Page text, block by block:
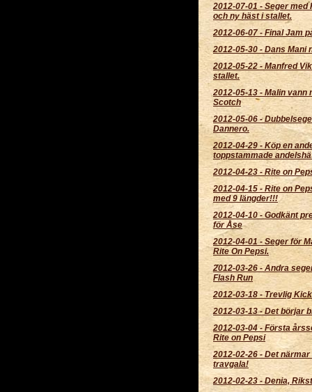
2012-07-01 - Seger med
och ny häst i stallet.
2012-06-07 -Final Jam
2012-05-30 - Dans Mani
2012-05-22- Manfred
stallet.
2012-05-13 - Malin vann
Scotch
2012-05-06 -
Dannero.
2012-04-29 - Köp en
toppstammade
2012-04-23 -Rite on
2012-04-15 -Rite on
med 9 längder!!!
2012-04-10-Godkänt
för Åse
2012-04-01 - Seger för
Rite On Pepsi.
2012-03-26 -Andra
Flash Run
2012-03-18 - Trevlig
2012-03-13-Det börjar
2012-03-04-Första
Rite on Pepsi
2012-02-26 - Det närmar
travgala!
2012-02-23 - Denia,